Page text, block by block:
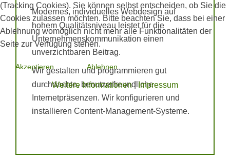
Modernes, individuelles Webdesign auf
hohem Qualitätsniveau leistet für die
Unternehmenskommunikation einen
unverzichtbaren Beitrag.
Wir gestalten und programmieren gut
durchdachte, benutzerfreundliche
Internetpräsenzen. Wir konfigurieren und
installieren Content-Management-Systeme.
(Tracking Cookies). Sie können selbst entscheiden, ob Sie die
Cookies zulassen möchten. Bitte beachten Sie, dass bei einer
Ablehnung womöglich nicht mehr alle Funktionalitäten der
Seite zur Verfügung stehen.
Akzeptieren Ablehnen
Weitere Informationen| Impressum